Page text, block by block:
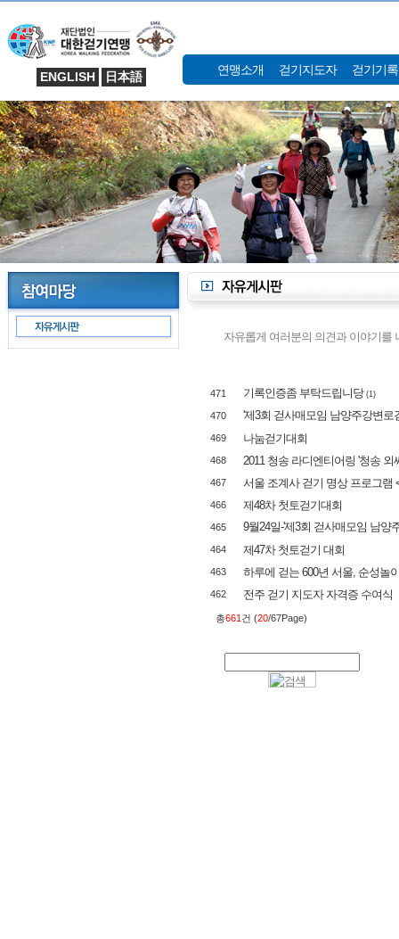
ENGLISH 日本語 연맹소개 걷기지도자 걷기기
자유롭게 여러분의 의견과 이야기를
471 기록인증좀 부탁드립니당 (1)
470 '제3회 걷사매모임 남양주강변로
469 나눔걷기대회
468 2011 청송 라디엔티어링 '청송 외
467 서울 조계사 걷기 명상 프로그램
466 제48차 첫토걷기대회
465 9월24일-'제3회 걷사매모임 남양
464 제47차 첫토걷기 대회
463 하루에 걷는 600년 서울, 순성놀
462 전주 걷기 지도자 자격증 수여식
총661 건 (20/67Page)